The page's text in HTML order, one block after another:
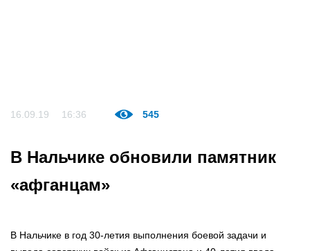
16.09.19 16:36 545
В Нальчике обновили памятник
«афганцам»
В Нальчике в год 30-летия выполнения боевой задачи и